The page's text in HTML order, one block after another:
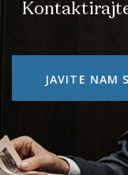
JAVITE NAM